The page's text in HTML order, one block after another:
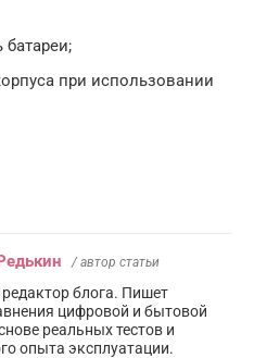
при использовании
/ автор статьи
редактор блога. Пишет
цифровой и бытовой
реальных тестов и
опыта эксплуатации.